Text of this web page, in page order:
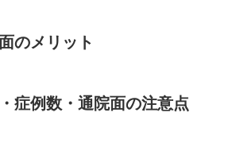
のメリット
症例数・通院面の注意点